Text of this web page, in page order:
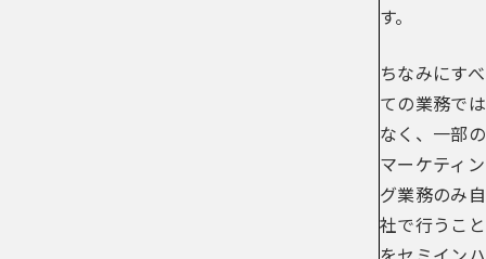
す。
ちなみにすべ
ての業務では
なく、一部の
マーケティン
グ業務のみ自
社で行うこと